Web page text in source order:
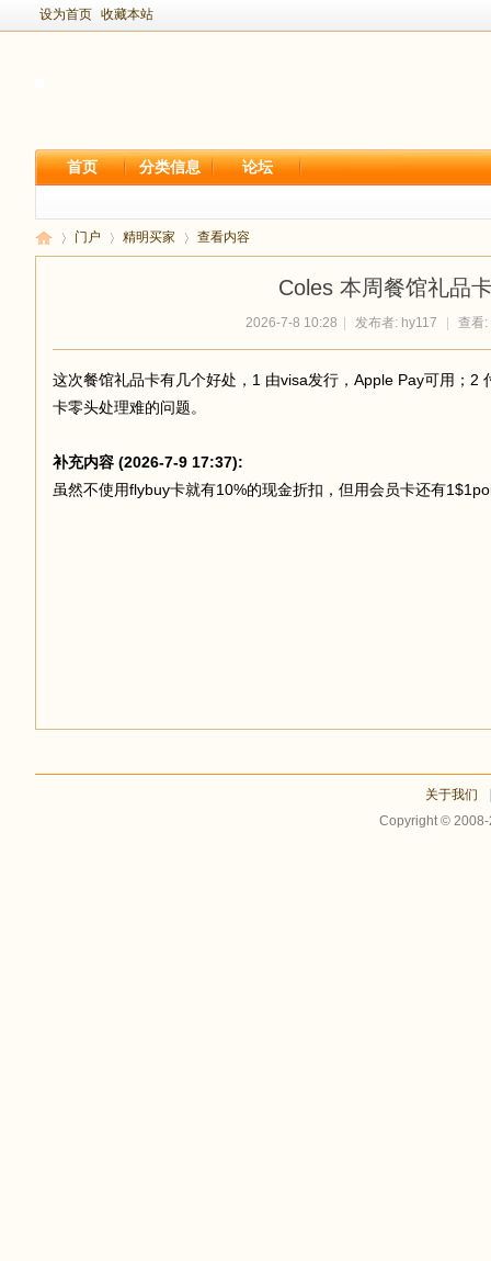
设为首页 收藏本站
首页 分类信息 论坛
迹
门户 精明买家 查看内容
Coles 本周餐馆礼品
2026-7-8 10:28 发布者: hy117 查看
这次餐馆礼品卡有几个好处，1 由visa发行，Apple Pay可用；2
卡零头处理难的问题。
补充内容 (2026-7-9 17:37):
虽然不使用flybuy卡就有10%的现金折扣，但用会员卡还有
关于我们
Copyright ©